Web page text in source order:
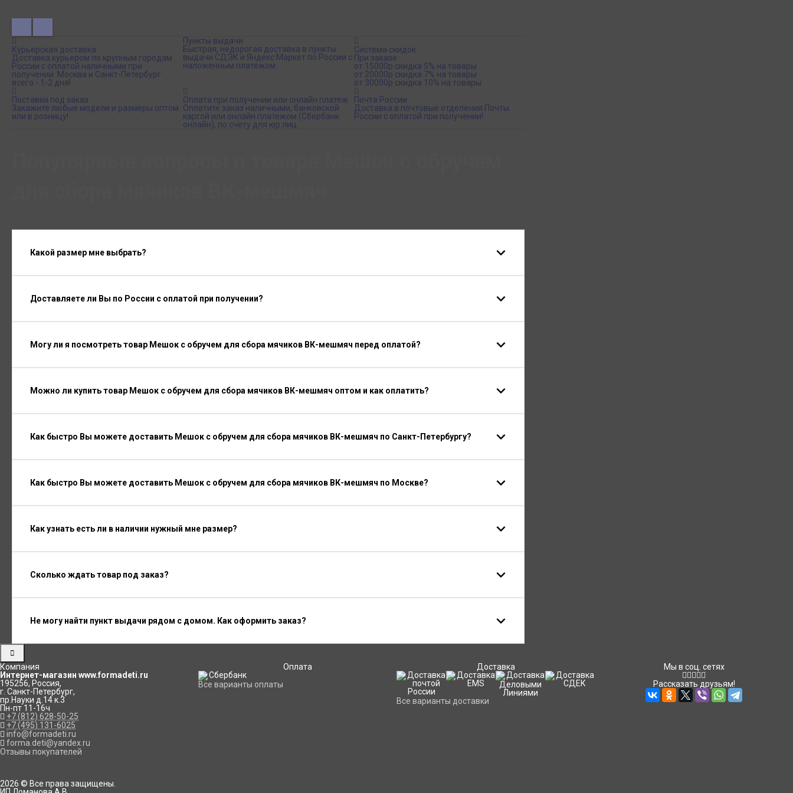
Курьерская доставка
Доставка курьером по крупным городам
России с оплатой наличными при
получении. Москва и Санкт-Петербург
всего - 1-2 дня!
Пункты выдачи
Быстрая, недорогая доставка в пункты
выдачи СДЭК и Яндекс Маркет по России с
наложенным платежом.
Система скидок
При заказе
от 15000р скидка 5% на товары
от 20000р скидка 7% на товары
от 30000р скидка 10% на товары
Поставки под заказ.
Закажите любые модели и размеры оптом
или в розницу!
Оплата при получении или онлайн платеж
Оплатите заказ наличными, банковской
картой или онлайн платежом (Сбербанк
онлайн), по счету для юр.лиц.
Почта России
Доставка в почтовые отделения Почты
России с оплатой при получении!
Какой размер мне выбрать?
Доставляете ли Вы по России с оплатой при получении?
Могу ли я посмотреть товар Мешок с обручем для сбора мячиков ВК-мешмяч перед оплатой?
Можно ли купить товар Мешок с обручем для сбора мячиков ВК-мешмяч оптом и как оплатить?
Как быстро Вы можете доставить Мешок с обручем для сбора мячиков ВК-мешмяч по Санкт-Петербургу?
Как быстро Вы можете доставить Мешок с обручем для сбора мячиков ВК-мешмяч по Москве?
Как узнать есть ли в наличии нужный мне размер?
Сколько ждать товар под заказ?
Не могу найти пункт выдачи рядом с домом. Как оформить заказ?
Компания
Интернет-магазин www.formadeti.ru
195256, Россия,
г. Санкт-Петербург,
пр.Науки д.14 к.3
Пн-пт 11-16ч
+7 (812) 628-50-25
+7 (495) 131-6025
info@formadeti.ru
forma.deti@yandex.ru
Отзывы покупателей
Оплата
Все варианты оплаты
Доставка
Все варианты доставки
Мы в соц. сетях
Рассказать друзьям!
2026 © Все права защищены.